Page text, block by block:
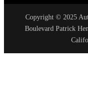
Copyright © 2025
Boulevard Patrick